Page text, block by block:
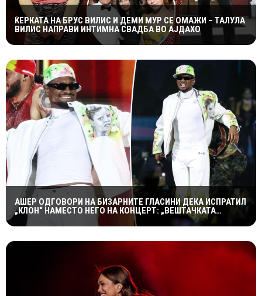
ЌЕРКАТА НА БРУС ВИЛИС И ДЕМИ МУР СЕ ОМАЖИ – ТАЛУЛА
ВИЛИС НАПРАВИ ИНТИМНА СВАДБА ВО АЈДАХО
АШЕР ОДГОВОРИ НА БИЗАРНИТЕ ГЛАСИНИ ДЕКА ИСПРАТИЛ
„КЛОН“ НАМЕСТО НЕГО НА КОНЦЕРТ: „ВЕШТАЧКАТА
ИНТЕЛИГЕНЦИЈА НЕ Е ТОЛКУ НАПРЕДНА“